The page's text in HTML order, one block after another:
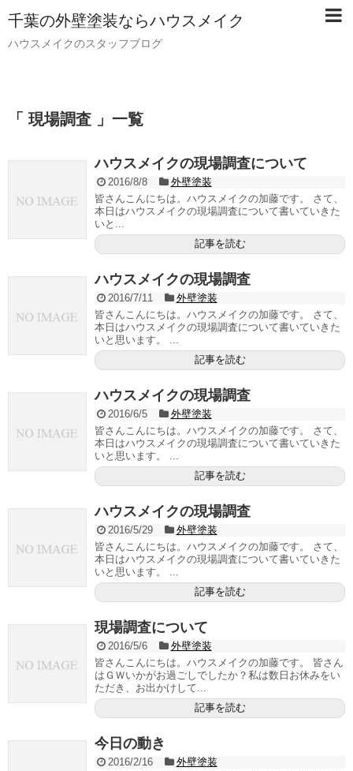
千葉の外壁塗装ならハウスメイク
ハウスメイクのスタッフブログ
「 現場調査 」一覧
ハウスメイクの現場調査について
2016/8/8
外壁塗装
皆さんこんにちは。ハウスメイクの加藤です。 さて、
本日はハウスメイクの現場調査について書いていきた
いと...
記事を読む
ハウスメイクの現場調査
2016/7/11
外壁塗装
皆さんこんにちは。ハウスメイクの加藤です。 さて、
本日はハウスメイクの現場調査について書いていきた
いと思います。 ...
記事を読む
ハウスメイクの現場調査
2016/6/5
外壁塗装
皆さんこんにちは。ハウスメイクの加藤です。 さて、
本日はハウスメイクの現場調査について書いていきた
いと思います。 ...
記事を読む
ハウスメイクの現場調査
2016/5/29
外壁塗装
皆さんこんにちは。ハウスメイクの加藤です。 さて、
本日はハウスメイクの現場調査について書いていきた
いと思います。 ...
記事を読む
現場調査について
2016/5/6
外壁塗装
皆さんこんにちは。ハウスメイクの加藤です。 皆さん
はＧＷいかがお過ごしでしたか？私は数日お休みをい
ただき、お出かけして...
記事を読む
今日の動き
2016/2/16
外壁塗装